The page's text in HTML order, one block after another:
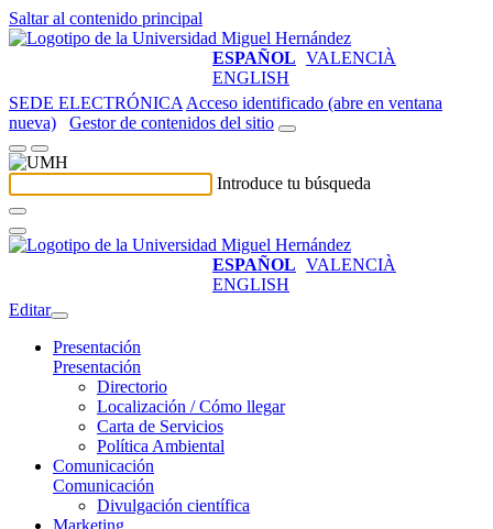
Saltar al contenido principal
ESPAÑOL VALENCIÀ
ENGLISH
SEDE ELECTRÓNICA Acceso identificado (abre en ventana
nueva)
Gestor de contenidos del sitio
Introduce tu búsqueda
ESPAÑOL VALENCIÀ
ENGLISH
Editar
Presentación
Presentación
Directorio
Localización / Cómo llegar
Carta de Servicios
Política Ambiental
Comunicación
Comunicación
Divulgación científica
Marketing